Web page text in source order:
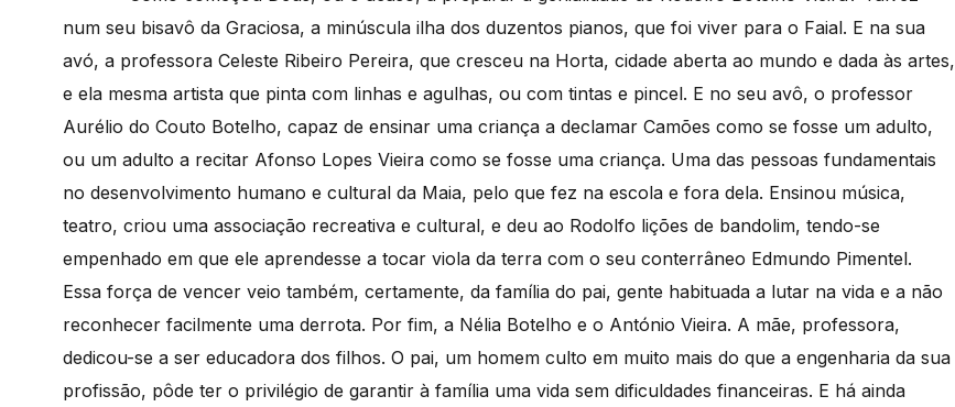
num seu bisavô da Graciosa, a minúscula ilha dos duzentos pianos, que foi viver para o Faial. E na sua
avó, a professora Celeste Ribeiro Pereira, que cresceu na Horta, cidade aberta ao mundo e dada às artes,
e ela mesma artista que pinta com linhas e agulhas, ou com tintas e pincel. E no seu avô, o professor
Aurélio do Couto Botelho, capaz de ensinar uma criança a declamar Camões como se fosse um adulto,
ou um adulto a recitar Afonso Lopes Vieira como se fosse uma criança. Uma das pessoas fundamentais
no desenvolvimento humano e cultural da Maia, pelo que fez na escola e fora dela. Ensinou música,
teatro, criou uma associação recreativa e cultural, e deu ao Rodolfo lições de bandolim, tendo-se
empenhado em que ele aprendesse a tocar viola da terra com o seu conterrâneo Edmundo Pimentel.
Essa força de vencer veio também, certamente, da família do pai, gente habituada a lutar na vida e a não
reconhecer facilmente uma derrota. Por fim, a Nélia Botelho e o António Vieira. A mãe, professora,
dedicou-se a ser educadora dos filhos. O pai, um homem culto em muito mais do que a engenharia da sua
profissão, pôde ter o privilégio de garantir à família uma vida sem dificuldades financeiras. E há ainda